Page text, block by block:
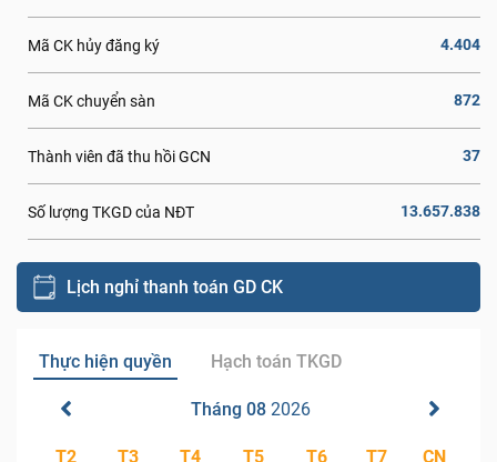
Mã CK hủy đăng ký 4.404
Mã CK chuyển sàn 872
Thành viên đã thu hồi GCN 37
Số lượng TKGD của NĐT 13.657.838
Lịch nghỉ thanh toán GD CK
Thực hiện quyền Hạch toán TKGD
Tháng 08 2026
T2 T3 T4 T5 T6 T7 CN